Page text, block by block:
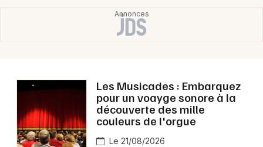
Les Musicades : Embarquez
pour un voayge sonore à la
découverte des mille
couleurs de l'orgue
Le 21/08/2026